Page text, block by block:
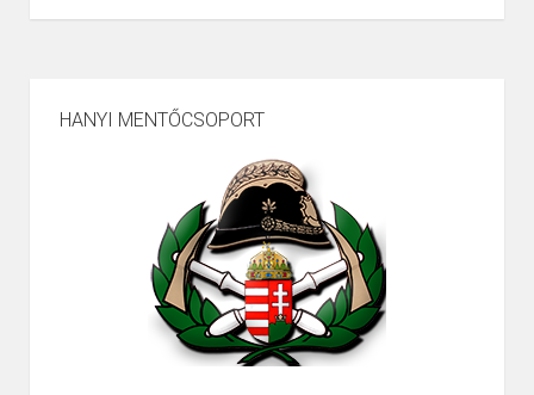
HANYI MENTŐCSOPORT